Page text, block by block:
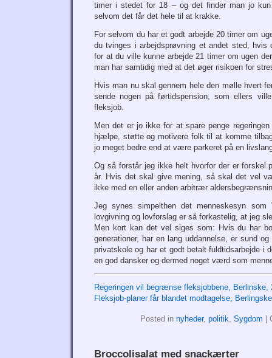
timer i stedet for 18 – og det finder man jo
selvom det får det hele til at krakke.
For selvom du har et godt arbejde 20 timer om
du tvinges i arbejdsprøvning et andet sted, hvis
for at du ville kunne arbejde 21 timer om ugen
man har samtidig med at det øger risikoen for
Hvis man nu skal gennem hele den mølle hvert
sende nogen på førtidspension, som ellers
fleksjob.
Men det er jo ikke for at spare penge
hjælpe, støtte og motivere folk til at komme
jo meget bedre end at være parkeret på en
Og så forstår jeg ikke helt hvorfor der er forskel
år. Hvis det skal give mening, så skal det vel
ikke med en eller anden arbitrær
Jeg synes simpelthen det menneskesyn som
lovgivning og lovforslag er så forkastelig, at jeg
Men kort kan det vel siges som: Hvis du har
generationer, har en lang uddannelse, er sund
privatskole og har et godt betalt fuldtidsarbejde i
en god dansker og dermed noget værd som
Regeringen vil begrænse fleksjobbene, Berlinske,
Fleksjob-planer får blandet modtagelse,
Posted in nyheder, politik, Sygdom
Broccolisalat med snackærter